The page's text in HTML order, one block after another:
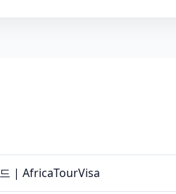
| AfricaTourVisa